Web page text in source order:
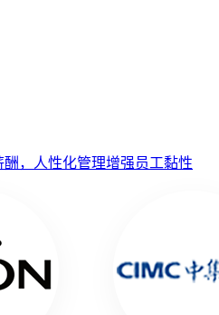
，人性化管理增强员工黏性